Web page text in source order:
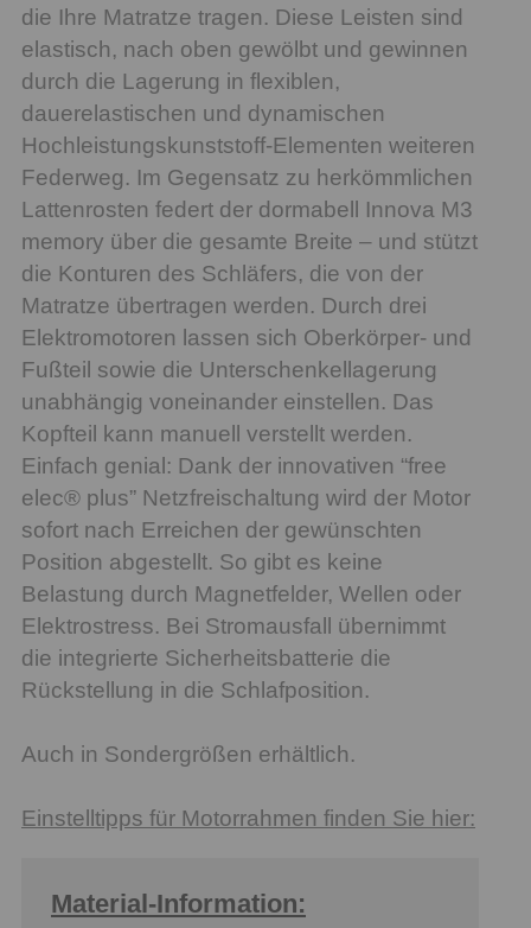
die Ihre Matratze tragen. Diese Leisten sind
elastisch, nach oben gewölbt und gewinnen
durch die Lagerung in flexiblen,
dauerelastischen und dynamischen
Hochleistungskunststoff-Elementen weiteren
Federweg. Im Gegensatz zu herkömmlichen
Lattenrosten federt der dormabell Innova M3
memory über die gesamte Breite – und stützt
die Konturen des Schläfers, die von der
Matratze übertragen werden. Durch drei
Elektromotoren lassen sich Oberkörper- und
Fußteil sowie die Unterschenkellagerung
unabhängig voneinander einstellen. Das
Kopfteil kann manuell verstellt werden.
Einfach genial: Dank der innovativen “free
elec® plus” Netzfreischaltung wird der Motor
sofort nach Erreichen der gewünschten
Position abgestellt. So gibt es keine
Belastung durch Magnetfelder, Wellen oder
Elektrostress. Bei Stromausfall übernimmt
die integrierte Sicherheitsbatterie die
Rückstellung in die Schlafposition.
Auch in Sondergrößen erhältlich.
Einstelltipps für Motorrahmen finden Sie hier:
Material-Information: